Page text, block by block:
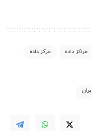
مراکز داده مرکز داده